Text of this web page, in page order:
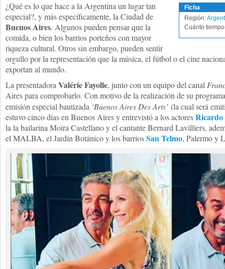
Ficha
Región:
Cuánto
¿Qué es lo que hace a la Argentina un lugar tan
especial?, y más específicamente, la Ciudad de
Buenos Aires. Algunos pueden pensar que la
comida, o bien los barrios porteños con mayor
riqueza cultural. Otros sin embargo, pueden sentir
orgullo por la representación que la música, el fútbol o el cine
exportan al mundo.
La presentadora Valérie Fayolle, junto con un equipo del canal
Aires para comprobarlo. Con motivo de la realización de su
emisión especial bautizada ‘Buenos Aires Des Arts’ (la cual será
estuvo cinco días en Buenos Aires y entrevistó a los actores
la la bailarina Moira Castellano y el cantante Bernard Lavilliers,
el MALBA, el Jardín Botánico y los barriosSan Telmo, Palermo y